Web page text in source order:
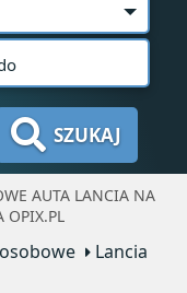
SZUKAJ
AUTA LANCIA NA
OPIX.PL
Lancia